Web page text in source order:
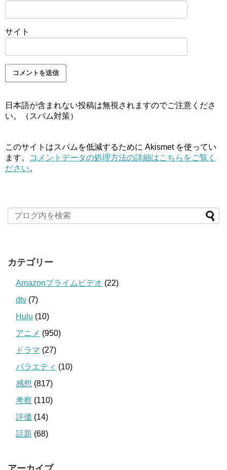
サイト
日本語が含まれない投稿は無視されますのでご注意くださ
い。（スパム対策）
このサイトはスパムを低減するために Akismet を使ってい
ます。
コメントデータの処理方法の詳細はこちらをご覧く
ださい。
カテゴリー
Amazonプライムビデオ (22)
dtv (7)
Hulu (10)
アニメ (950)
ドラマ (27)
バラエティ (10)
感想 (817)
考察 (110)
評価 (14)
話題 (68)